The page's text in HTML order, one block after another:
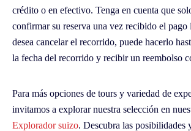
crédito o en efectivo. Tenga en cuenta que
confirmar su reserva una vez recibido el
desea cancelar el recorrido, puede hacerlo
la fecha del recorrido y recibir un reembolso
Para más opciones de tours y variedad de
invitamos a explorar nuestra selección en
Explorador suizo. Descubra las posibilidades